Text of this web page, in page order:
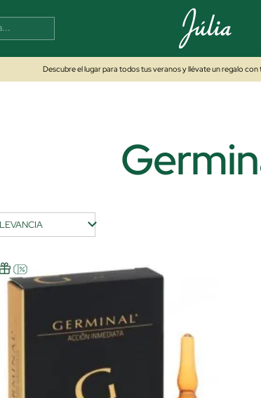
Descubre el lugar para todos tus veranos y llévate un regalo con